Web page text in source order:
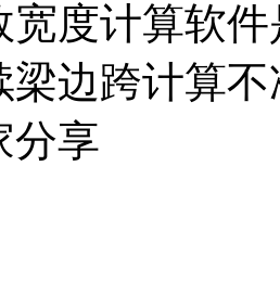
宽度计算软
梁边跨计算
分享